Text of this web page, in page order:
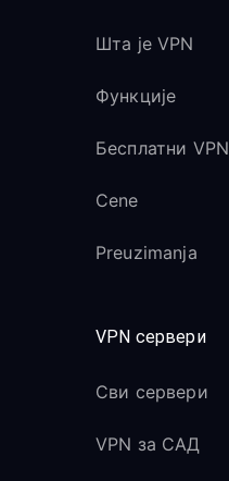
Шта је VPN
Функције
Бесплатни VPN
Cene
Preuzimanja
VPN сервери
Сви сервери
VPN за САД